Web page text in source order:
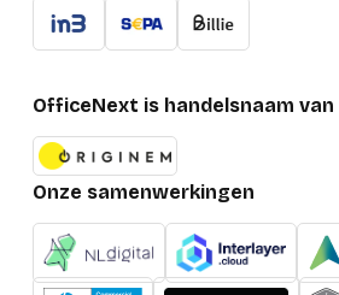
OfficeNext is handelsnaam van
Onze samenwerkingen